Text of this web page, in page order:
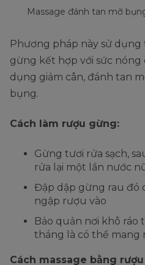
Massage đánh tan mỡ
Phương pháp này sử
gừng kết hợp với sức
dụng giảm cân, đánh tan
bụng.
Cách làm rượu gừng:
Gừng tươi rửa sạch,
rửa lại một lần nước
Đập dập gừng rau đó
ngập rượu vào
Bảo quản nơi khô ráo
tháng là có thể mang
Cách massage bằng